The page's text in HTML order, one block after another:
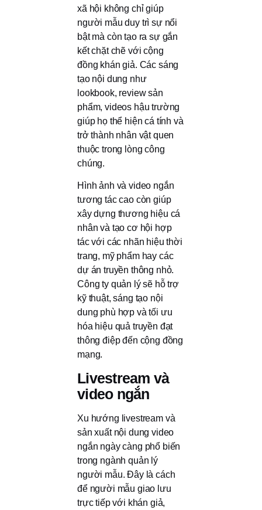
xã hội không chỉ giúp
người mẫu duy trì sự nổi
bật mà còn tạo ra sự gắn
kết chặt chẽ với cộng
đồng khán giả. Các sáng
tạo nội dung như
lookbook, review sản
phẩm, videos hậu trường
giúp họ thể hiện cá tính và
trở thành nhân vật quen
thuộc trong lòng công
chúng.
Hình ảnh và video ngắn
tương tác cao còn giúp
xây dựng thương hiệu cá
nhân và tạo cơ hội hợp
tác với các nhãn hiệu thời
trang, mỹ phẩm hay các
dự án truyền thông nhỏ.
Công ty quản lý sẽ hỗ trợ
kỹ thuật, sáng tạo nội
dung phù hợp và tối ưu
hóa hiệu quả truyền đạt
thông điệp đến cộng đồng
mạng.
Livestream và
video ngắn
Xu hướng livestream và
sản xuất nội dung video
ngắn ngày càng phổ biến
trong ngành quản lý
người mẫu. Đây là cách
để người mẫu giao lưu
trực tiếp với khán giả,